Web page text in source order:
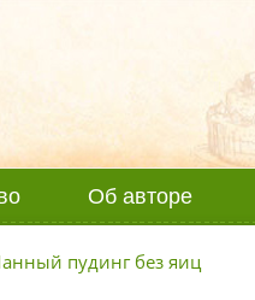
Об авторе
пудинг без яиц